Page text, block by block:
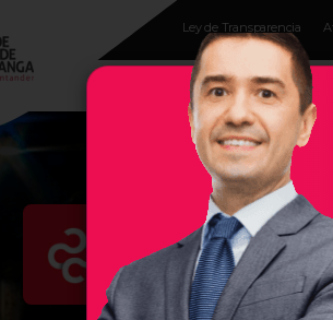
Ley de Transparencia
Programas para
empresarios
En la Cámara de
región, por ello, les damos
empresas exitosas, sea